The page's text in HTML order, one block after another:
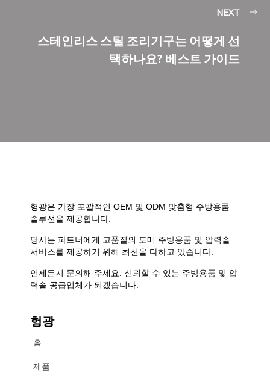
NEXT
스테인리스 스틸 조리기구는 어떻게 선
택하나요? 베스트 가이드
헝광은 가장 포괄적인 OEM 및 ODM 맞춤형 주방용품
솔루션을 제공합니다.
당사는 파트너에게 고품질의 도매 주방용품 및 압력솥
서비스를 제공하기 위해 최선을 다하고 있습니다.
언제든지 문의해 주세요. 신뢰할 수 있는 주방용품 및 압
력솥 공급업체가 되겠습니다.
헝광
홈
제품